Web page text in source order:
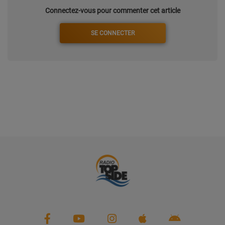
Connectez-vous pour commenter cet article
SE CONNECTER